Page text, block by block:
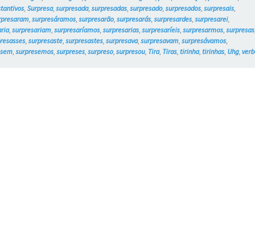
,Surpresa,surpresada,surpresadas,surpresado,surpresados,surpresais,
,surpresáramos,surpresarão,surpresarás,surpresardes,surpresarei,
,surpresariam,surpresaríamos,surpresarias,surpresaríeis,surpresarmos,surpresas
,surpresaste,surpresastes,surpresava,surpresavam,surpresávamos,
,surpresemos,surpreses,surpreso,surpresou, Tira, Tiras,tirinha,tirinhas, Uhg,